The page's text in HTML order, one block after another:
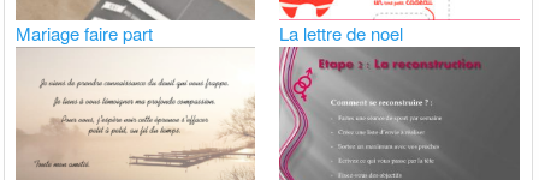
Mariage faire part La lettre de noel